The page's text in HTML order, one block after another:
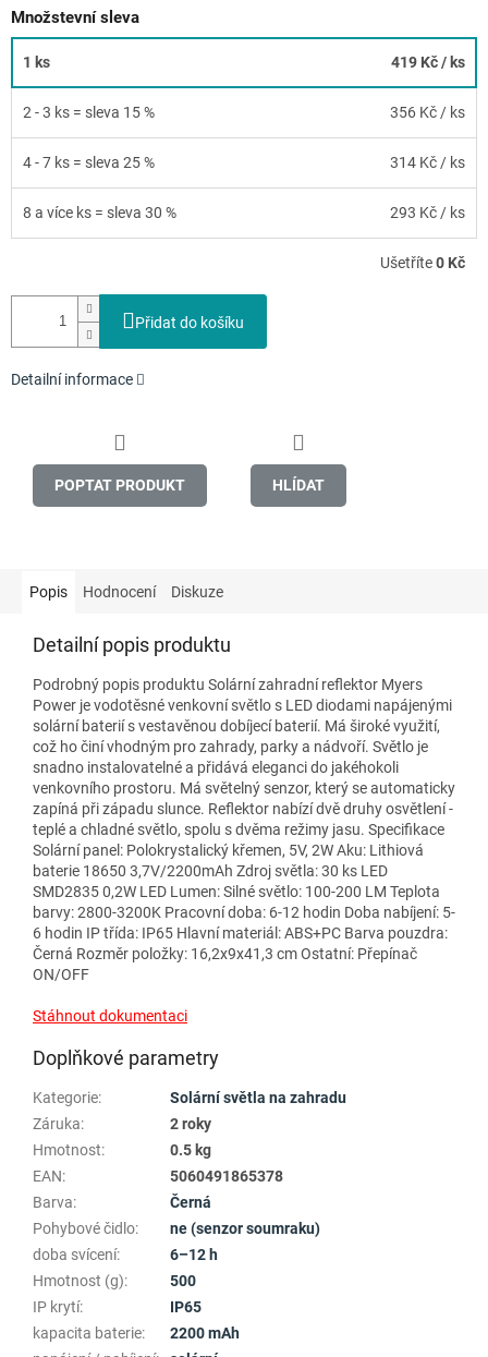
Množstevní sleva
1 ks 419 Kč/ ks
2 - 3 ks = sleva 15 % 356 Kč / ks
4 - 7 ks = sleva 25 % 314 Kč / ks
8 a více ks = sleva 30 % 293 Kč / ks
Ušetříte0 Kč
Přidat do košíku
Detailní informace
POPTAT PRODUKT HLÍDAT
Popis Hodnocení Diskuze
Detailní popis produktu
Podrobný popis produktu Solární zahradní reflektor Myers
Power je vodotěsné venkovní světlo s LED diodami napájenými
solární baterií s vestavěnou dobíjecí baterií. Má široké využití,
což ho činí vhodným pro zahrady, parky a nádvoří. Světlo je
snadno instalovatelné a přidává eleganci do jakéhokoli
venkovního prostoru. Má světelný senzor, který se automaticky
zapíná při západu slunce. Reflektor nabízí dvě druhy osvětlení -
teplé a chladné světlo, spolu s dvěma režimy jasu. Specifikace
Solární panel: Polokrystalický křemen, 5V, 2W Aku: Lithiová
baterie 18650 3,7V/2200mAh Zdroj světla: 30 ks LED
SMD2835 0,2W LED Lumen: Silné světlo: 100-200 LM Teplota
barvy: 2800-3200K Pracovní doba: 6-12 hodin Doba nabíjení: 5-
6 hodin IP třída: IP65 Hlavní materiál: ABS+PC Barva pouzdra:
Černá Rozměr položky: 16,2x9x41,3 cm Ostatní: Přepínač
ON/OFF
Stáhnout dokumentaci
Doplňkové parametry
Kategorie:
Solární světla na zahradu
Záruka:
2 roky
Hmotnost:
0.5 kg
EAN:
5060491865378
Barva:
Černá
Pohybové čidlo:
ne (senzor soumraku)
doba svícení:
6–12 h
Hmotnost (g):
500
IP krytí:
IP65
kapacita baterie:
2200 mAh